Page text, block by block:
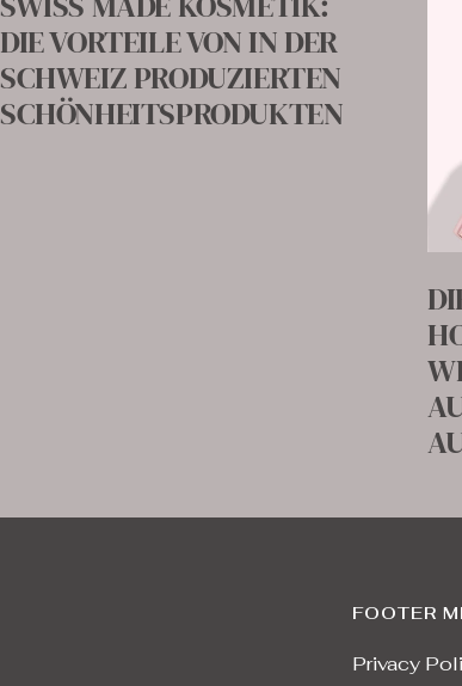
DIE VORTEILE VON IN DER
SCHWEIZ PRODUZIERTEN
SCHÖNHEITSPRODUKTEN
FOOTER
Privacy